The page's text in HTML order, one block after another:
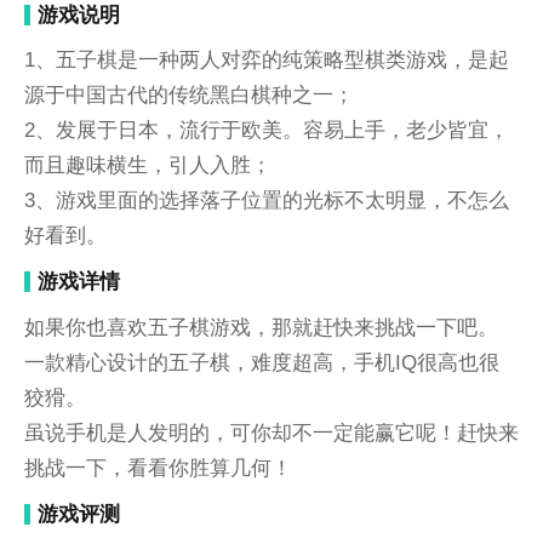
游戏说明
1、五子棋是一种两人对弈的纯策略型棋类游戏，是起
源于中国古代的传统黑白棋种之一；
2、发展于日本，流行于欧美。容易上手，老少皆宜，
而且趣味横生，引人入胜；
3、游戏里面的选择落子位置的光标不太明显，不怎么
好看到。
游戏详情
如果你也喜欢五子棋游戏，那就赶快来挑战一下吧。
一款精心设计的五子棋，难度超高，手机IQ很高也很
狡猾。
虽说手机是人发明的，可你却不一定能赢它呢！赶快来
挑战一下，看看你胜算几何！
游戏评测